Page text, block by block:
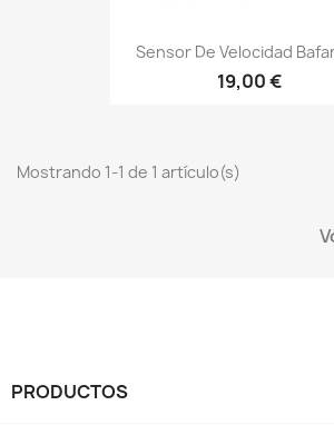
Sensor De Velocidad
19,00 €
Mostrando 1-1 de 1 artículo(s)
PRODUCTOS